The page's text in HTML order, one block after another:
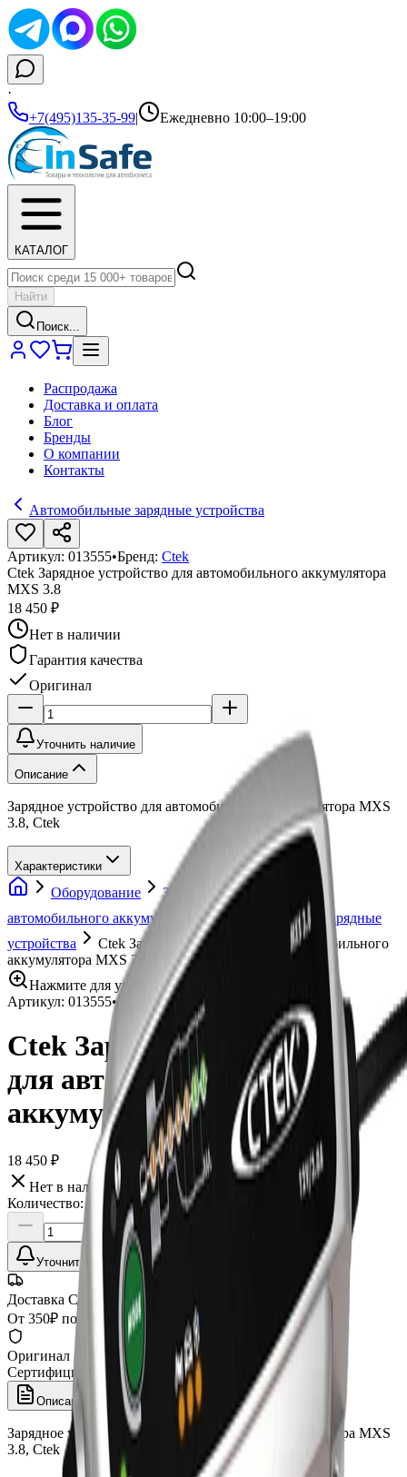
·
+7(495)135-35-99| Ежедневно 10:00–19:00
КАТАЛОГ
Найти
Поиск...
Распродажа
Доставка и оплата
Блог
Бренды
О компании
Контакты
Автомобильные зарядные устройства
Артикул: 013555•Бренд: Ctek
Ctek Зарядное устройство для автомобильного аккумулятора
MXS 3.8
18 450 ₽
Нет в наличии
Гарантия качества
Оригинал
Уточнить наличие
Описание
Зарядное устройство для автомобильного аккумулятора MXS
3.8, Ctek
Характеристики
Оборудование
Зарядные устройства для
автомобильного аккумулятора
Автомобильные зарядные
устройства
Ctek Зарядное устройство для автомобильного
аккумулятора MXS 3.8
Нажмите для увеличения
Артикул: 013555•Бренд: Ctek
Ctek Зарядное устройство
для автомобильного
аккумулятора MXS 3.8
18 450 ₽
Нет в наличии
Количество:
Уточнить наличие
Доставка СДЭК
От 350₽ по России
Оригинал 100%
Сертифицированный товар
Описание Характеристики
Зарядное устройство для автомобильного аккумулятора MXS
3.8, Ctek